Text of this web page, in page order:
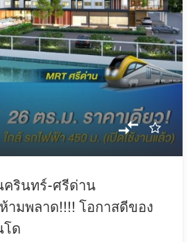
ครินทร์-ศรีด่าน
ามพลาด!!!! โอกาสดีของ
ด